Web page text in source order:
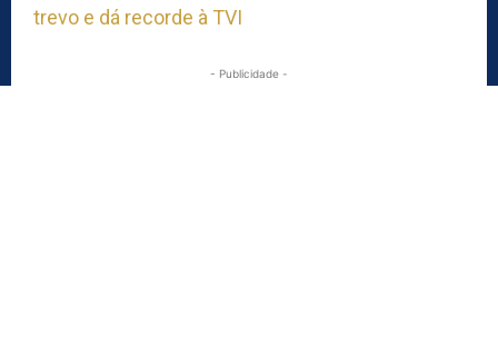
trevo e dá recorde à TVI
- Publicidade -